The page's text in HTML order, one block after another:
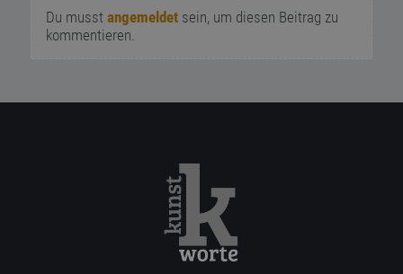
Du musst angemeldetsein, um diesen Beitrag zu
kommentieren.